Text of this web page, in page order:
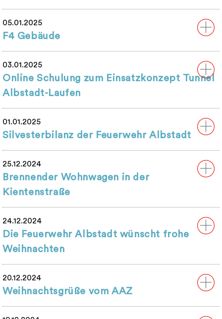
05.01.2025
F4 Gebäude
03.01.2025
Online Schulung zum Einsatzkonzept Tunnel
Albstadt-Laufen
01.01.2025
Silvesterbilanz der Feuerwehr Albstadt
25.12.2024
Brennender Wohnwagen in der
Kientenstraße
24.12.2024
Die Feuerwehr Albstadt wünscht frohe
Weihnachten
20.12.2024
Weihnachtsgrüße vom AAZ